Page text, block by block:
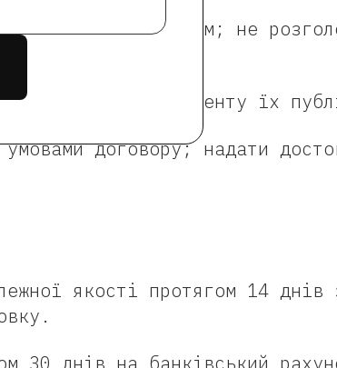
згідно з договором; не
та ціни з моменту їх
договору; надати
якості протягом 14 днів
30 днів на банківський